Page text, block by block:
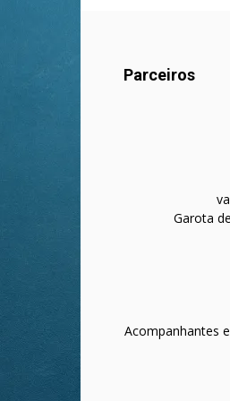
Parceiros
Garota
Acompanhantes